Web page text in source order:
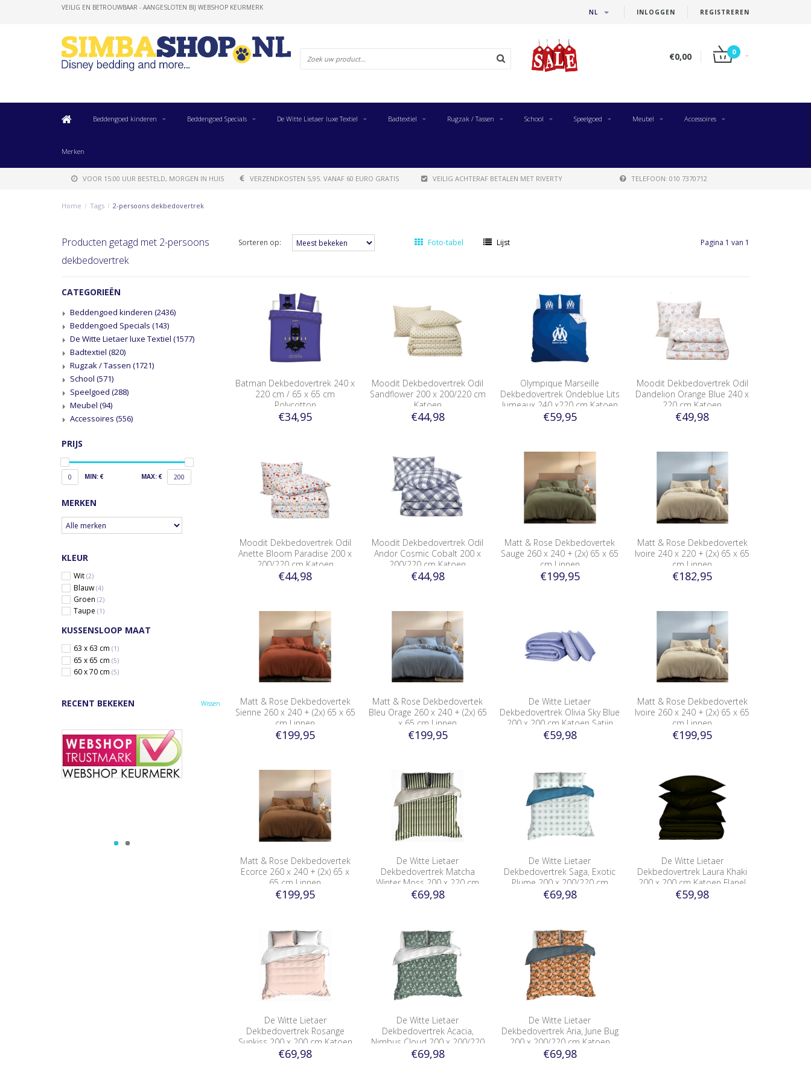
INLOGGEN REGISTREREN
NL
VEILIG EN BETROUWBAAR - AANGESLOTEN BIJ WEBSHOP KEURMERK
€0,00 0
Beddengoed kinderen Beddengoed Specials De Witte Lietaer luxe Textiel Badtextiel Rugzak / Tassen School Speelgoed Meubel Accessoires
Merken
VOOR 15:00 UUR BESTELD, MORGEN IN HUIS VERZENDKOSTEN 5,95. VANAF 60 EURO GRATIS VEILIG ACHTERAF BETALEN MET RIVERTY TELEFOON: 010 7370712
Home / Tags / 2-persoons dekbedovertrek
Producten getagd met 2-persoons
dekbedovertrek
Sorteren op: Foto-tabel Lijst Pagina 1 van 1
CATEGORIEËN
Beddengoed kinderen (2436)
Beddengoed Specials (143)
De Witte Lietaer luxe Textiel (1577)
Badtextiel (820)
Rugzak / Tassen (1721)
School (571)
Speelgoed (288)
Meubel (94)
Accessoires (556)
PRIJS
0 MIN: € MAX: € 200
MERKEN
KLEUR
Wit (2)
Blauw (4)
Groen (2)
Taupe (1)
KUSSENSLOOP MAAT
63 x 63 cm (1)
65 x 65 cm (5)
60 x 70 cm (5)
RECENT BEKEKEN Wissen
Batman Dekbedovertrek 240 x
220 cm / 65 x 65 cm
Polycotton
€34,95
Moodit Dekbedovertrek Odil
Sandflower 200 x 200/220 cm
Katoen
€44,98
Olympique Marseille
Dekbedovertrek Ondeblue Lits
Jumeaux 240 x220 cm Katoen
€59,95
Moodit Dekbedovertrek Odil
Dandelion Orange Blue 240 x
220 cm Katoen
€49,98
Moodit Dekbedovertrek Odil
Anette Bloom Paradise 200 x
200/220 cm Katoen
€44,98
Moodit Dekbedovertrek Odil
Andor Cosmic Cobalt 200 x
200/220 cm Katoen
€44,98
Matt & Rose Dekbedovertek
Sauge 260 x 240 + (2x) 65 x 65
cm Linnen
€199,95
Matt & Rose Dekbedovertek
Ivoire 240 x 220 + (2x) 65 x 65
cm Linnen
€182,95
Matt & Rose Dekbedovertek
Sienne 260 x 240 + (2x) 65 x 65
cm Linnen
€199,95
Matt & Rose Dekbedovertek
Bleu Orage 260 x 240 + (2x) 65
x 65 cm Linnen
€199,95
De Witte Lietaer
Dekbedovertrek Olivia Sky Blue
200 x 200 cm Katoen Satijn
€59,98
Matt & Rose Dekbedovertek
Ivoire 260 x 240 + (2x) 65 x 65
cm Linnen
€199,95
Matt & Rose Dekbedovertek
Ecorce 260 x 240 + (2x) 65 x
65 cm Linnen
€199,95
De Witte Lietaer
Dekbedovertrek Matcha
Winter Moss 200 x 220 cm
Katoen Flanel
€69,98
De Witte Lietaer
Dekbedovertrek Saga, Exotic
Plume 200 x 200/220 cm
Katoen Percal
€69,98
De Witte Lietaer
Dekbedovertrek Laura Khaki
200 x 200 cm Katoen Flanel
€59,98
De Witte Lietaer
Dekbedovertrek Rosange
Sunkiss 200 x 200 cm Katoen
Satijn
€69,98
De Witte Lietaer
Dekbedovertrek Acacia,
Nimbus Cloud 200 x 200/220
cm Katoen Percal
€69,98
De Witte Lietaer
Dekbedovertrek Aria, June Bug
200 x 200/220 cm Katoen
Percal
€69,98